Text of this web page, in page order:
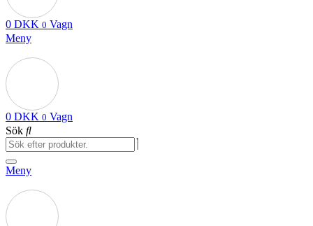
0 DKK 0 Vagn
Meny
0 DKK 0 Vagn
Sök
Meny